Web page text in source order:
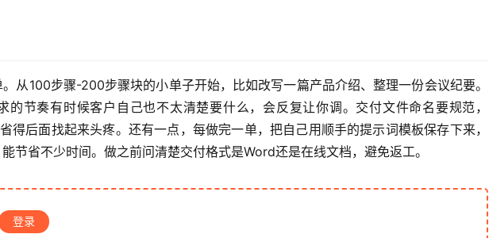
从100步骤-200步骤块的小单子开始，比如改写一篇产品介绍、整理一份会议纪要。
的节奏有时候客户自己也不太清楚要什么，会反复让你调。交付文件命名要规范，
得后面找起来头疼。还有一点，每做完一单，把自己用顺手的提示词模板保存下来，
节省不少时间。做之前问清楚交付格式是Word还是在线文档，避免返工。
登录